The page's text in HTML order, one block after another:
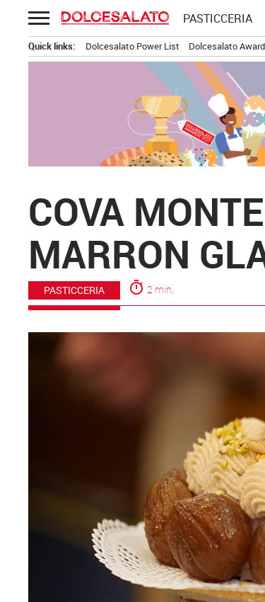
Passa
al
contenuto
PASTICCERIA
Quick links: Dolcesalato Power List Dolcesalato
COVA
MARRON
PASTICCERIA timer 2 min.